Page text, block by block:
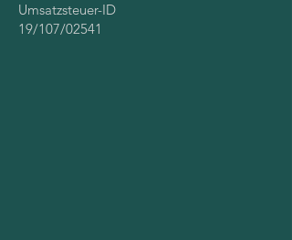
Umsatzsteuer-ID
19/107/02541